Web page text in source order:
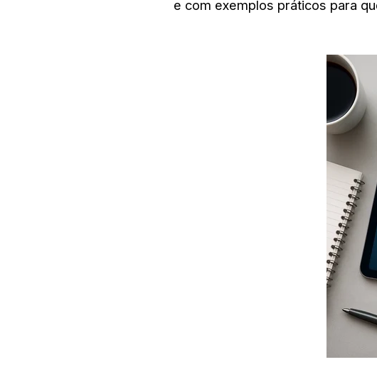
e com exemplos práticos para